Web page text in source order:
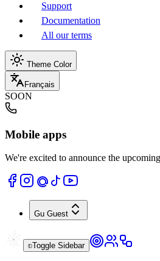
Support
Documentation
All our terms
Theme Color
Français
SOON
Mobile apps
We're excited to announce the
Gu Guest
Toggle Sidebar